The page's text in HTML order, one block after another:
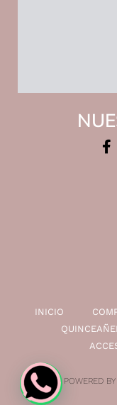
INICIO
POWERED